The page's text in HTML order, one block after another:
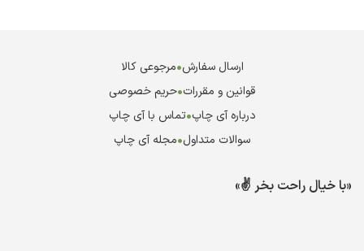
ارسال سفارش•مرجوعی کالا
قوانین و مقررات•حریم خصوصی
درباره آی چاپ•تماس با آی چاپ
سوالات متداول•مجله آی چاپ
«با خیال راحت بخر ✌️»